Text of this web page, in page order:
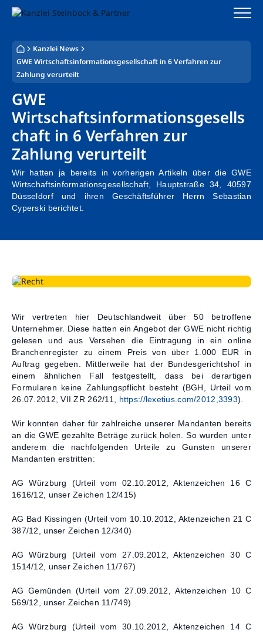
Zum
Inhalt
Startseite
Kanzlei
Team
Standorte
Rechtsgebiete
Steuerberatung
Kontakt
Kanzlei News
GWE Wirtschaftsinformationsgesellschaft in 6 Verfahren zur
Zahlung verurteilt
GWE
Wirtschaftsinformationsgesells
chaft in 6 Verfahren zur
Zahlung verurteilt
Wir hatten ja bereits in vorherigen Artikeln über die GWE
Wirtschaftsinformationsgesellschaft, Hauptstraße 34, 40597
Düsseldorf und ihren Geschäftsführer Herrn Sebastian
Cyperski berichtet.
Wir vertreten hier Deutschlandweit über 50 betroffene
Unternehmer. Diese hatten ein Angebot der GWE nicht richtig
gelesen und aus Versehen die Eintragung in ein online
Branchenregister zu einem Preis von über 1.000 EUR in
Auftrag gegeben. Mittlerweile hat der Bundesgerichtshof in
einem ähnlichen Fall festgestellt, dass bei derartigen
Formularen keine Zahlungspflicht besteht (BGH, Urteil vom
26.07.2012, VII ZR 262/11, https://lexetius.com/2012,3393).
Wir konnten daher für zahlreiche unserer Mandanten bereits
an die GWE gezahlte Beträge zurück holen. So wurden unter
anderem die nachfolgenden Urteile zu Gunsten unserer
Mandanten erstritten:
AG Würzburg (Urteil vom 02.10.2012, Aktenzeichen 16 C
1616/12, unser Zeichen 12/415)
AG Bad Kissingen (Urteil vom 10.10.2012, Aktenzeichen 21 C
387/12, unser Zeichen 12/340)
AG Würzburg (Urteil vom 27.09.2012, Aktenzeichen 30 C
1514/12, unser Zeichen 11/767)
AG Gemünden (Urteil vom 27.09.2012, Aktenzeichen 10 C
569/12, unser Zeichen 11/749)
AG Würzburg (Urteil vom 30.10.2012, Aktenzeichen 14 C